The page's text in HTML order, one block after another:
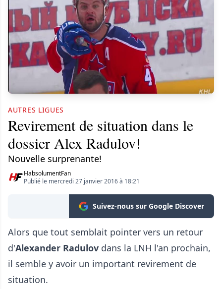
AUTRES LIGUES
Revirement de situation dans le
dossier Alex Radulov!
Nouvelle surprenante!
HabsolumentFan
Publié le mercredi 27 janvier 2016 à 18:21
Suivez-nous sur Google Discover
Alors que tout semblait pointer vers un retour
d'Alexander Radulov dans la LNH l'an prochain,
il semble y avoir un important revirement de
situation.